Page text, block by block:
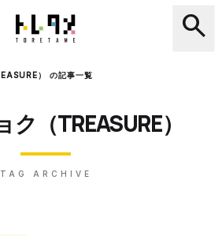
search
） の記事一覧
（TREASURE）
TAG ARCHIVE